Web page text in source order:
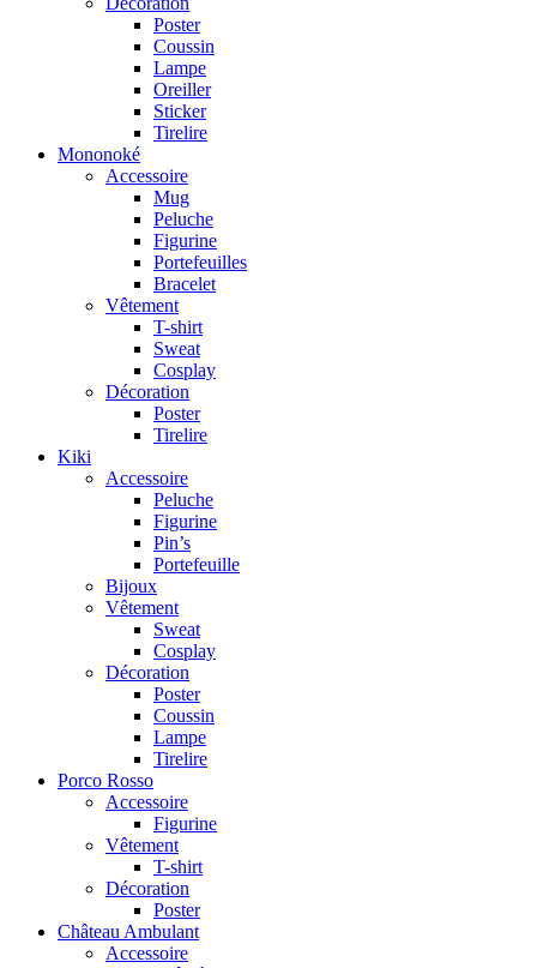
Poster
Coussin
Lampe
Oreiller
Sticker
Tirelire
Mononoké
Accessoire
Mug
Peluche
Figurine
Portefeuilles
Bracelet
Vêtement
T-shirt
Sweat
Cosplay
Décoration
Poster
Tirelire
Kiki
Accessoire
Peluche
Figurine
Pin’s
Portefeuille
Bijoux
Vêtement
Sweat
Cosplay
Décoration
Poster
Coussin
Lampe
Tirelire
Porco Rosso
Accessoire
Figurine
Vêtement
T-shirt
Décoration
Poster
Château Ambulant
Accessoire